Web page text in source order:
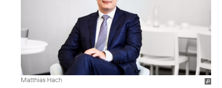
Matthias Hach